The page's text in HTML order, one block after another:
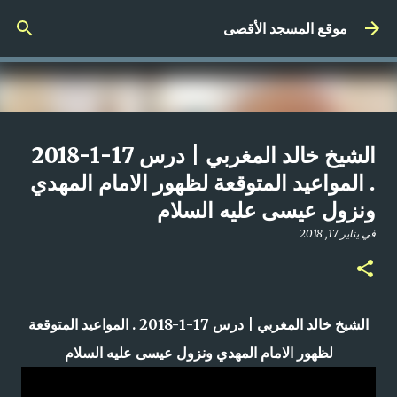
التخطي إلى المحتوى الرئيسيموقع المسجد الأقصى
صلاة المغرب مباشر من المسجد
الأقصى المبارك | الاثنين 21-4-2025م
في أبريل 21, 2025
الشيخ خالد المغربي | درس 17-1-2018
. المواعيد المتوقعة لظهور الامام المهدي
ونزول عيسى عليه السلام
في يناير 17, 2018
الشيخ خالد المغربي | درس 17-1-2018 . المواعيد المتوقعة
لظهور الامام المهدي ونزول عيسى عليه السلام